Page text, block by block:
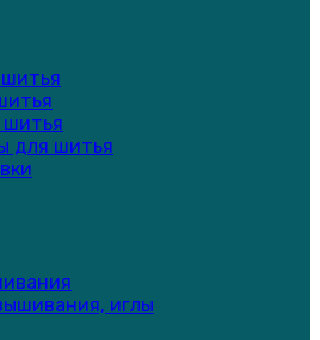
шитья
для шитья
иглы